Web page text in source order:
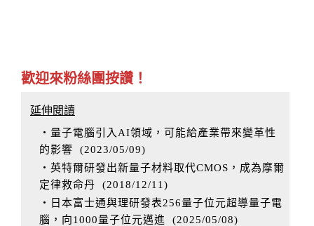
歡迎來粉絲團按讚！
延伸閱讀
‧量子電腦引入AI領域，可能給產業帶來變革性
的影響 (2023/05/09)
‧英特爾研發出新量子材料取代CMOS，成為摩爾
定律救命丹 (2018/12/11 )
‧日本富士通與理研發表256量子位元超導量子電
腦，向1000量子位元邁進 (2025/05/08)